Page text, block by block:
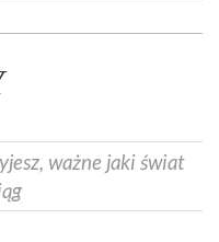
ważne jaki świat